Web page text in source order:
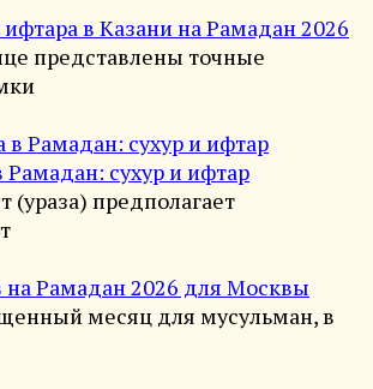
в Казани на Рамадан 2026
представлены точные
Рамадан: сухур и ифтар
(ураза) предполагает
Рамадан 2026 для Москвы
месяц для мусульман, в